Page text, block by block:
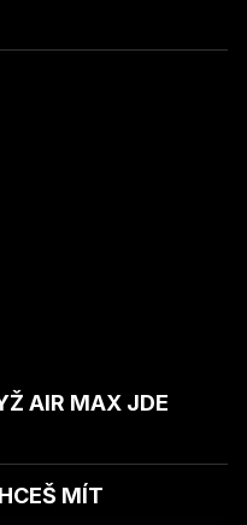
AIR MAX JDE
MÍT